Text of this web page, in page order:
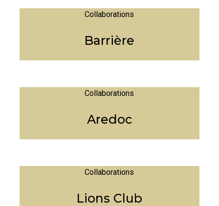
Collaborations
Barrière
Collaborations
Aredoc
Collaborations
Lions Club